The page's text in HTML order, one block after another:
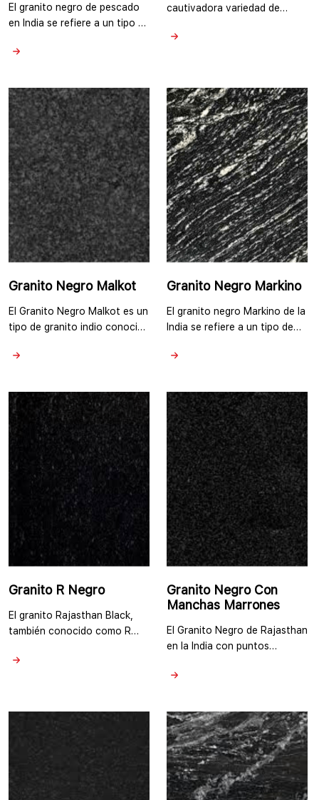
El granito negro de pescado
en India se refiere a un tipo de
negro oscuro y su patrón
escamas de los peces. Tiene
sus minas de granito en
Rajasthan, India. Por lo
general, presenta una base
negra profunda con patrones
intrincados que se asemejan
…
cautivadora variedad de
negro intenso y su apariencia
canteras de granito en
Rajasthan, que emana
elegancia y sofisticación, lo
que lo convierte en una
elección popular para
proyectos de diseño tanto
interiores como exteriores. La
…
Granito Negro Malkot
El Granito Negro Malkot es un
tipo de granito indio conocido
su apariencia distintiva. Tiene
Rajasthan. El Granito Negro
Malkot se caracteriza por su
coloración negra consistente
y uniforme, a menudo con
granos finos y variaciones
mínimas en el tono. La
superficie del granito …
Granito Negro Markino
El granito negro Markino de la
India se refiere a un tipo de
negro en color. Por lo general,
profunda y rica con patrones
intrincados y vetas en tonos
de gris, blanco o incluso
dorado. Las vetas y patrones
pueden variar de una losa a
otra, otorgando …
Granito R Negro
El granito Rajasthan Black,
también conocido como R
tipo popular de granito que
Procesamos el granito
Rajasthan Black en nuestra
Rajasthan. Es conocido por
su color negro profundo y su
Granito Negro Con
Manchas Marrones
El Granito Negro de Rajasthan
en la India con puntos
distintiva de granito que
Rajasthan en la India. Se
caracteriza por su color de
fondo negro profundo, que
está adornado con puntos o
motas marrones dispersas. El
color principal del Granito